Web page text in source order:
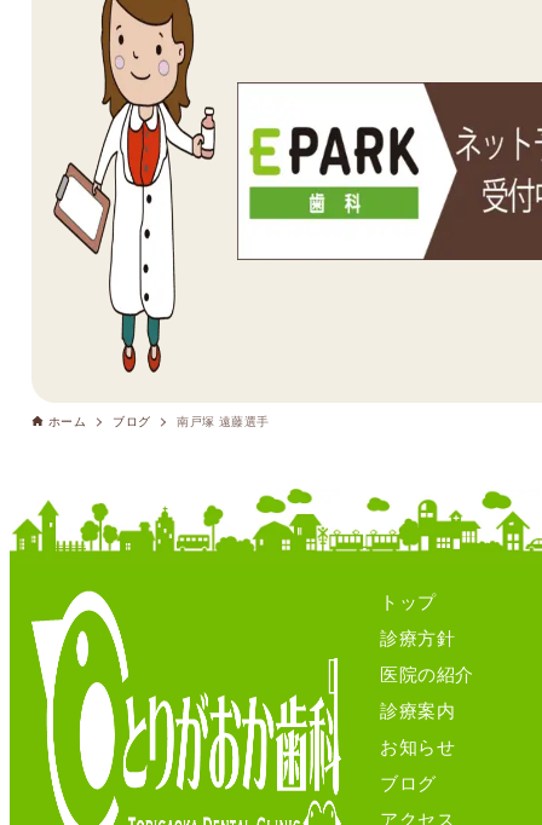
ホーム ブログ 南戸塚 遠藤選手
トップ
診療方針
医院の紹介
診療案内
お知らせ
ブログ
アクセス